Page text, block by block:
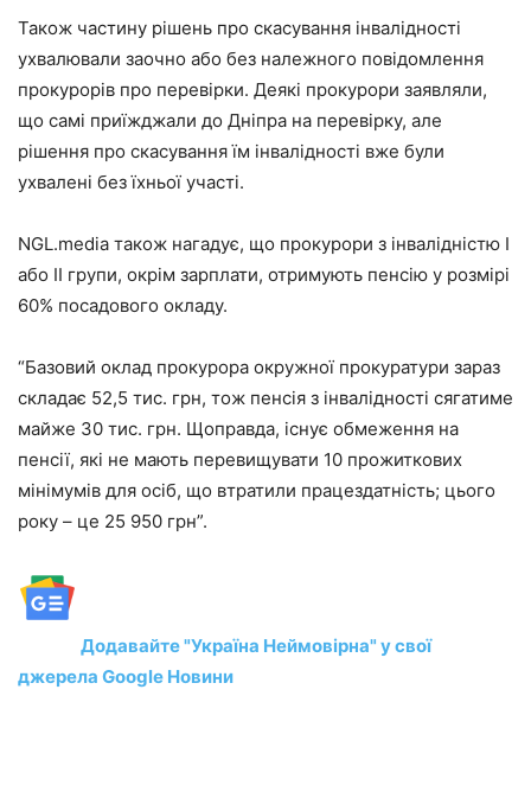
Також частину рішень про скасування інвалідності
ухвалювали заочно або без належного повідомлення
прокурорів про перевірки. Деякі прокурори заявляли,
що самі приїжджали до Дніпра на перевірку, але
рішення про скасування їм інвалідності вже були
ухвалені без їхньої участі.
NGL.media також нагадує, що прокурори з інвалідністю I
або II групи, окрім зарплати, отримують пенсію у розмірі
60% посадового окладу.
“Базовий оклад прокурора окружної прокуратури зараз
складає 52,5 тис. грн, тож пенсія з інвалідності сягатиме
майже 30 тис. грн. Щоправда, існує обмеження на
пенсії, які не мають перевищувати 10 прожиткових
мінімумів для осіб, що втратили працездатність; цього
року – це 25 950 грн”.
Додавайте "Україна Неймовірна" у свої
джерела Google Новини